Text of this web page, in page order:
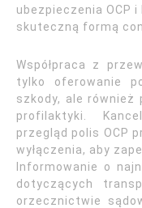
ubezpieczenia OCP
skuteczną formą
Współpraca z
tylko oferowanie
szkody, ale również
profilaktyki.
przegląd polis OCP
wyłączenia, aby
Informowanie o
dotyczących
orzecznictwie